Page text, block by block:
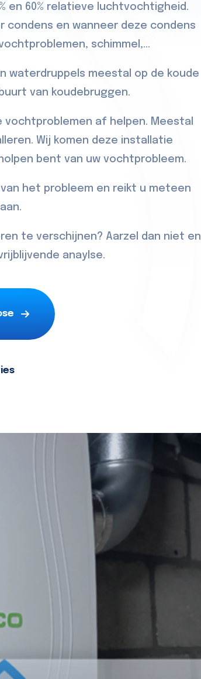
en 60% relatieve luchtvochtigheid.
en wanneer deze condens
schimmel,...
waterdruppels meestal op de koude
van koudebruggen.
vochtproblemen af helpen. Meestal
Wij komen deze installatie
bent van uw vochtprobleem.
het probleem en reikt u meteen
te verschijnen? Aarzel dan niet en
anaylse.